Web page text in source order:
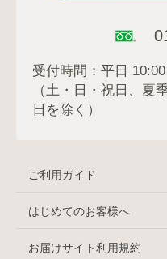
受付時間：平日
（土・日・祝日、夏
日を除く）
ご利用ガイド
はじめてのお客様へ
お届けサイト利用規約